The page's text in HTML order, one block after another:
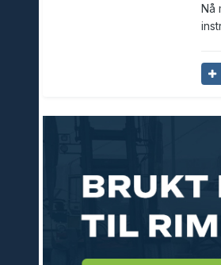
Nå